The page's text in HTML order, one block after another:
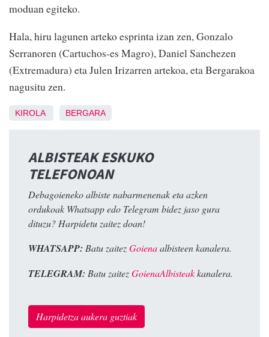
moduan egiteko.
Hala, hiru lagunen arteko esprinta izan zen, Gonzalo
Serranoren (Cartuchos-es Magro), Daniel Sanchezen
(Extremadura) eta Julen Irizarren artekoa, eta Bergarakoa
nagusitu zen.
KIROLA BERGARA
ALBISTEAK ESKUKO
TELEFONOAN
Debagoieneko albiste nabarmenenak eta azken
ordukoak Whatsapp edo Telegram bidez jaso gura
dituzu? Harpidetu zaitez doan!
WHATSAPP: Batu zaitezGoienaalbisteen kanalera.
TELEGRAM: Batu zaitezGoienaAlbisteakkanalera.
Harpidetza aukera guztiak